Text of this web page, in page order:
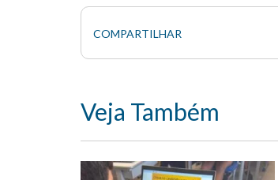
COMPARTILHAR
Veja Também